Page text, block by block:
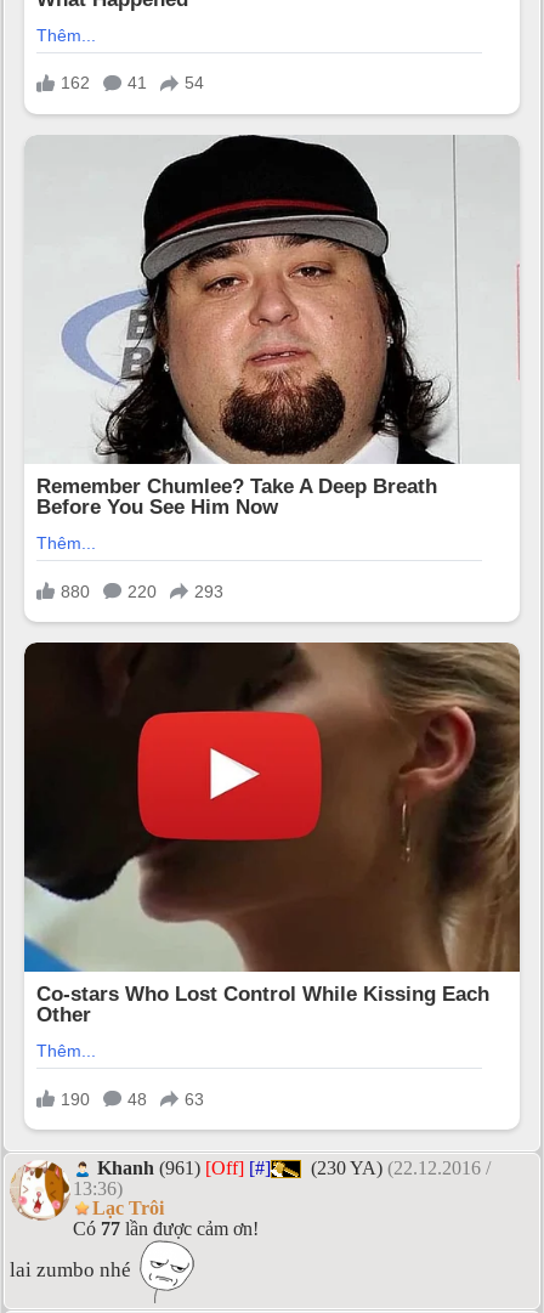
Khanh (961) [Off] [#] (230 YA) (22.12.2016 /
13:36)
Lạc Trôi
Có 77 lần được cảm ơn!
lai zumbo nhé